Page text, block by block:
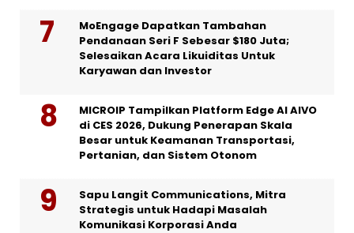
MoEngage Dapatkan Tambahan
Pendanaan Seri F Sebesar $180 Juta;
Selesaikan Acara Likuiditas Untuk
Karyawan dan Investor
MICROIP Tampilkan Platform Edge AI AIVO
di CES 2026, Dukung Penerapan Skala
Besar untuk Keamanan Transportasi,
Pertanian, dan Sistem Otonom
Sapu Langit Communications, Mitra
Strategis untuk Hadapi Masalah
Komunikasi Korporasi Anda